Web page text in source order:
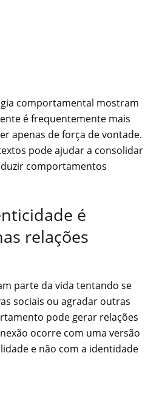
comportamental mostram
é frequentemente mais
apenas de força de vontade.
pode ajudar a consolidar
comportamentos
é
relações
parte da vida tentando se
sociais ou agradar outras
pode gerar relações
ocorre com uma versão
e não com a identidade